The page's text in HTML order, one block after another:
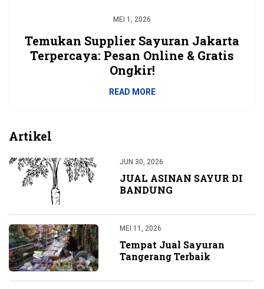
MEI 1, 2026
Temukan Supplier Sayuran Jakarta
Terpercaya: Pesan Online & Gratis
Ongkir!
READ MORE
Artikel
JUN 30, 2026
JUAL ASINAN SAYUR DI
BANDUNG
MEI 11, 2026
Tempat Jual Sayuran
Tangerang Terbaik